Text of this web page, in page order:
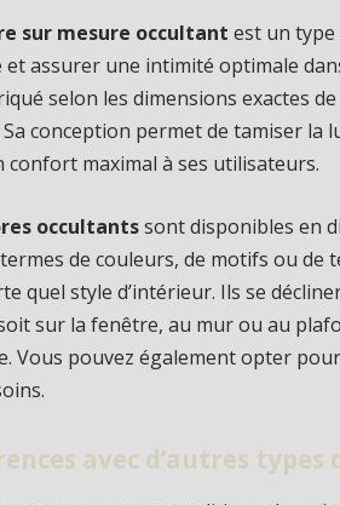
sur mesure occultant est un
et assurer une intimité optimale
selon les dimensions exactes
conception permet de tamiser la
confort maximal à ses utilisateurs.
occultantssont disponibles en
de couleurs, de motifs ou de
quel style d’intérieur. Ils se
sur la fenêtre, au mur ou au
Vous pouvez également opter
avec d’autres types